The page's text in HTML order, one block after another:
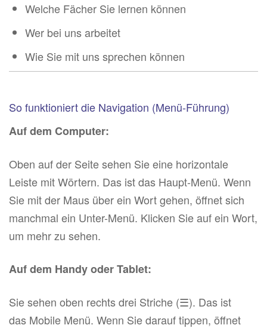
Welche Fächer Sie lernen können
Wer bei uns arbeitet
Wie Sie mit uns sprechen können
So funktioniert die Navigation (Menü-Führung)
Auf dem Computer:
Oben auf der Seite sehen Sie eine horizontale
Leiste mit Wörtern. Das ist das Haupt-Menü. Wenn
Sie mit der Maus über ein Wort gehen, öffnet sich
manchmal ein Unter-Menü. Klicken Sie auf ein Wort,
um mehr zu sehen.
Auf dem Handy oder Tablet:
Sie sehen oben rechts drei Striche (☰). Das ist
das Mobile Menü. Wenn Sie darauf tippen, öffnet